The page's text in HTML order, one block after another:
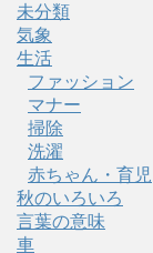
未分類
気象
生活
ファッション
マナー
掃除
洗濯
赤ちゃん・育児
秋のいろいろ
言葉の意味
車